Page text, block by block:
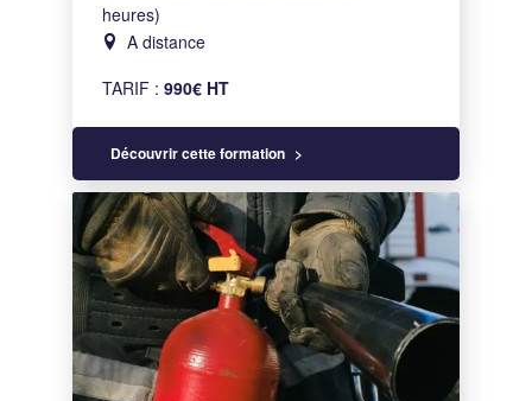
heures)
A distance
TARIF :990€ HT
Découvrir cette formation